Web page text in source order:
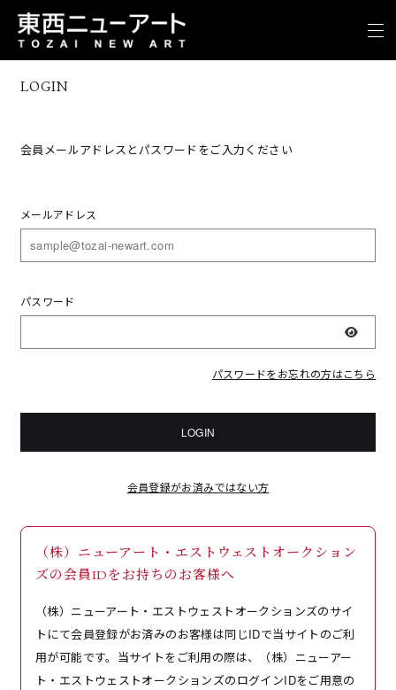
LOGIN
会員メールアドレスとパスワードをご入力ください
メールアドレス
パスワード
表示
パスワードをお忘れの方はこちら
LOGIN
会員登録がお済みではない方
（株）ニューアート・エストウェストオークション
ズの会員IDをお持ちのお客様へ
（株）ニューアート・エストウェストオークションズのサイ
トにて会員登録がお済みのお客様は同じIDで当サイトのご利
用が可能です。当サイトをご利用の際は、（株）ニューアー
ト・エストウェストオークションズのログインIDをご用意の